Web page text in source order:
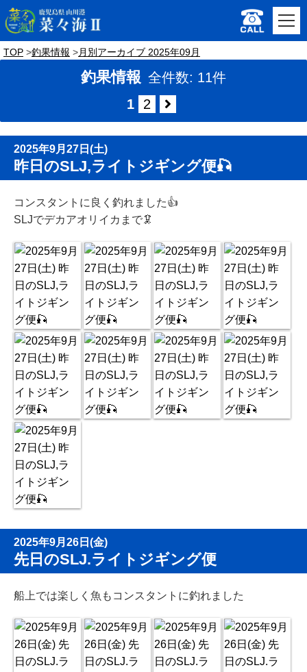
TOP 釣果情報 月別アーカイブ 2025年09月
釣果情報 全件数: 11件
1
2
2025年9月27日(土)
昨日のSLJ,ライトジギング便🎣
コンスタントに良く釣れました👍
SLJでデカアオリイカまで🦑
2025年9月26日(金)
先日のSLJ.ライトジギング便
船上では楽しく魚もコンスタントに釣れました